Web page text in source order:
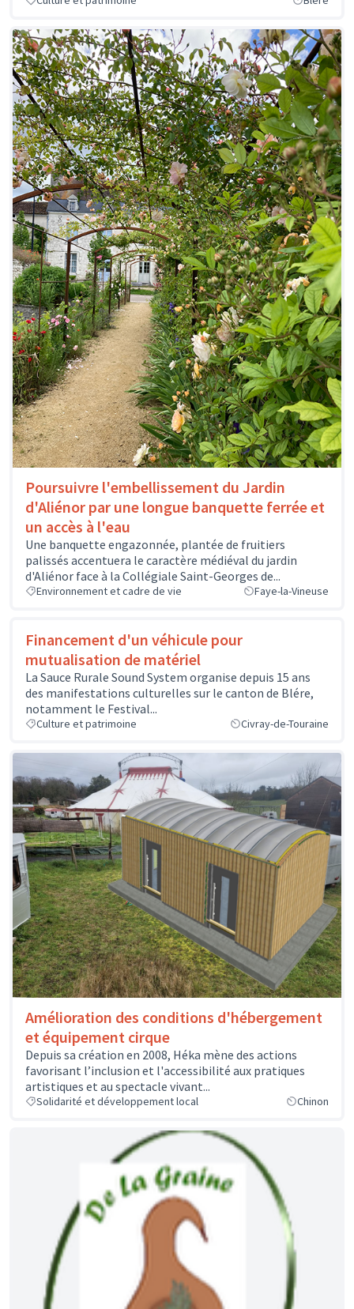
Poursuivre l'embellissement du Jardin
d'Aliénor par une longue banquette ferrée et
un accès à l'eau
Une banquette engazonnée, plantée de fruitiers
palissés accentuera le caractère médiéval du jardin
d'Aliénor face à la Collégiale Saint-Georges de...
Environnement et cadre de vie Faye-la-Vineuse
Financement d'un véhicule pour
mutualisation de matériel
La Sauce Rurale Sound System organise depuis 15 ans
des manifestations culturelles sur le canton de Blére,
notamment le Festival...
Culture et patrimoine Civray-de-Touraine
Amélioration des conditions d'hébergement
et équipement cirque
Depuis sa création en 2008, Héka mène des actions
favorisant l’inclusion et l'accessibilité aux pratiques
artistiques et au spectacle vivant...
Solidarité et développement local Chinon